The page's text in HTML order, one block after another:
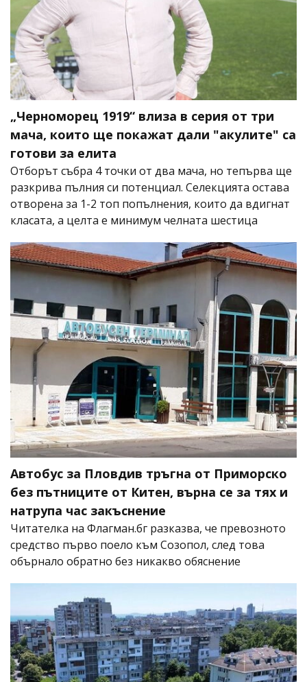
„Черноморец 1919“ влиза в серия от три
мача, които ще покажат дали "акулите" са
готови за елита
Отборът събра 4 точки от два мача, но тепърва ще
разкрива пълния си потенциал. Селекцията остава
отворена за 1-2 топ попълнения, които да вдигнат
класата, а целта е минимум челната шестица
Автобус за Пловдив тръгна от Приморско
без пътниците от Китен, върна се за тях и
натрупа час закъснение
Читателка на Флагман.бг разказва, че превозното
средство първо поело към Созопол, след това
обърнало обратно без никакво обяснение